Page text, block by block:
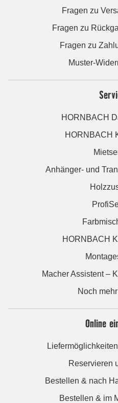
Fragen zu
Fragen zu
Fragen zu
Muster-
HORNBACH
HORNBACH
Anhänger- und
HORNBACH
Macher Assistent –
Noch
Online
Reservieren
Bestellen & nach
Bestellen & im